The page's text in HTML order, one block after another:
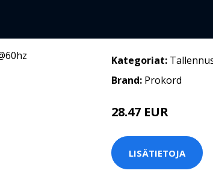
Kategoriat:
Brand: Prokord
28.47 EUR
LISÄTIETOJA